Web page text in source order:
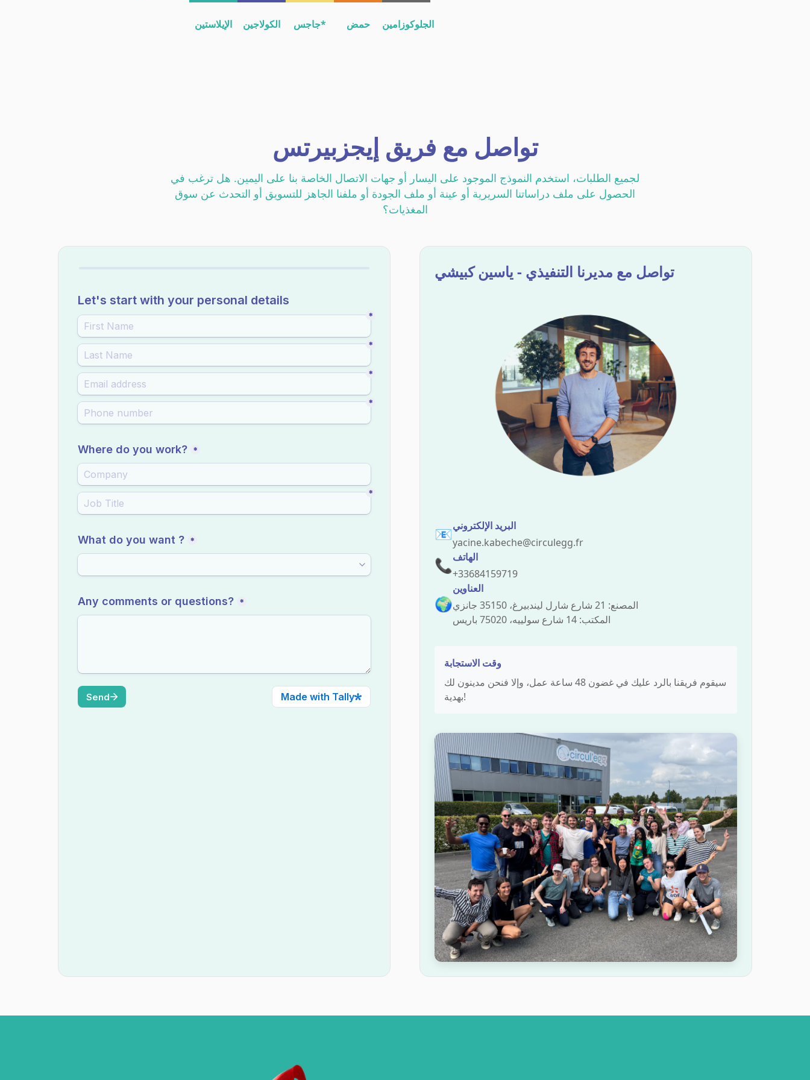
الإيلاستين الكولاجين جاجس*
حمض
الجلوكوزامين
تواصل مع فريق إيجزبيرتس
لجميع الطلبات، استخدم النموذج الموجود على اليسار أو جهات الاتصال الخاصة بنا على اليمين. هل ترغب في
الحصول على ملف دراساتنا السريرية أو عينة أو ملف الجودة أو ملفنا الجاهز للتسويق أو التحدث عن سوق
المغذيات؟
تواصل مع مديرنا التنفيذي - ياسين كبيشي
📧البريد الإلكتروني
yacine.kabeche@circulegg.fr
📞الهاتف
+33684159719
🌍
العناوين
المصنع: 21 شارع شارل ليندبيرغ، 35150 جانزي
المكتب: 14 شارع سولييه، 75020 باريس
وقت الاستجابة
سيقوم فريقنا بالرد عليك في غضون 48 ساعة عمل، وإلا فنحن مدينون لك
بهدية!